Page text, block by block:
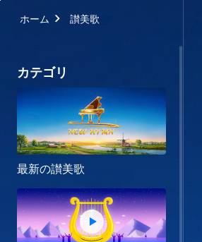
ホーム 讃美歌
カテゴリ
最新の讃美歌